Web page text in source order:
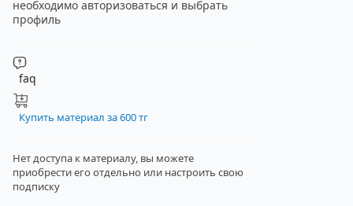
необходимо авторизоваться и выбрать
профиль
faq
Купить материал за 600 тг
Нет доступа к материалу, вы можете
приобрести его отдельно или настроить свою
подписку